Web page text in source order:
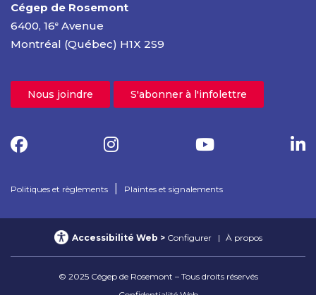
Cégep de Rosemont
6400, 16e Avenue
Montréal (Québec) H1X 2S9
Nous joindre S'abonner à l'infolettre
Politiques et règlements Plaintes et signalements
© 2025 Cégep de Rosemont – Tous droits réservés
Accessibilité Web Configurer À propos